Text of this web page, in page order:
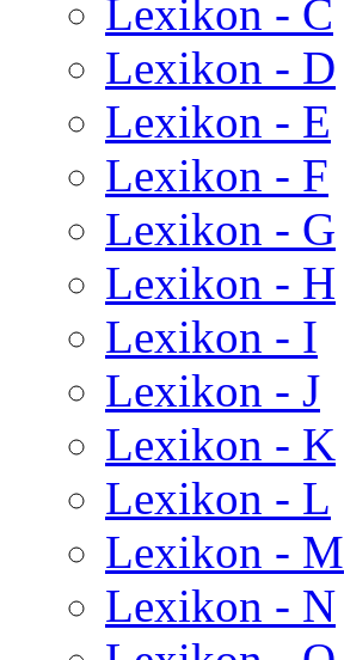
Lexikon - C
Lexikon - D
Lexikon - E
Lexikon - F
Lexikon - G
Lexikon - H
Lexikon - I
Lexikon - J
Lexikon - K
Lexikon - L
Lexikon - M
Lexikon - N